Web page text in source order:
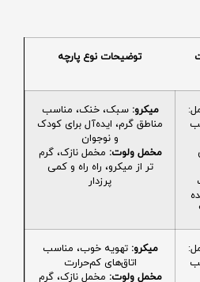
توضیحات نوع پارچه
میکرو: سبک، خنک، مناسب
مناطق گرم، ایده‌آل برای کودک
و نوجوان
مخمل ولوت: مخمل نازک، گرم
تر از میکرو، راه راه و کمی
پرزدار
میکرو: تهویه خوب، مناسب
اتاق‌های کم‌حرارت
مخمل ولوت: مخمل نازک، گرم